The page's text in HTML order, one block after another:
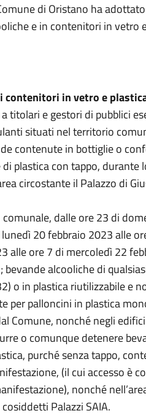
di Oristano ha
e in contenitori in vetro
contenitori in vetro e
titolari e gestori di pubblici
situati nel territorio
contenute in bottiglie o
plastica con tappo,
circostante il Palazzo di
dalle ore 23 di
20 febbraio 2023 alle
alle ore 7 di mercoledì 22
alcooliche di
o in plastica riutilizzabile e
per palloncini in plastica
Comune, nonché negli
o comunque detenere
purché senza tappo,
(il cui accesso è
nonché
Palazzi SAIA.